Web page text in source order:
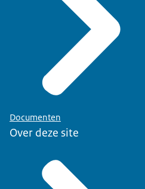
Documenten
Over deze site